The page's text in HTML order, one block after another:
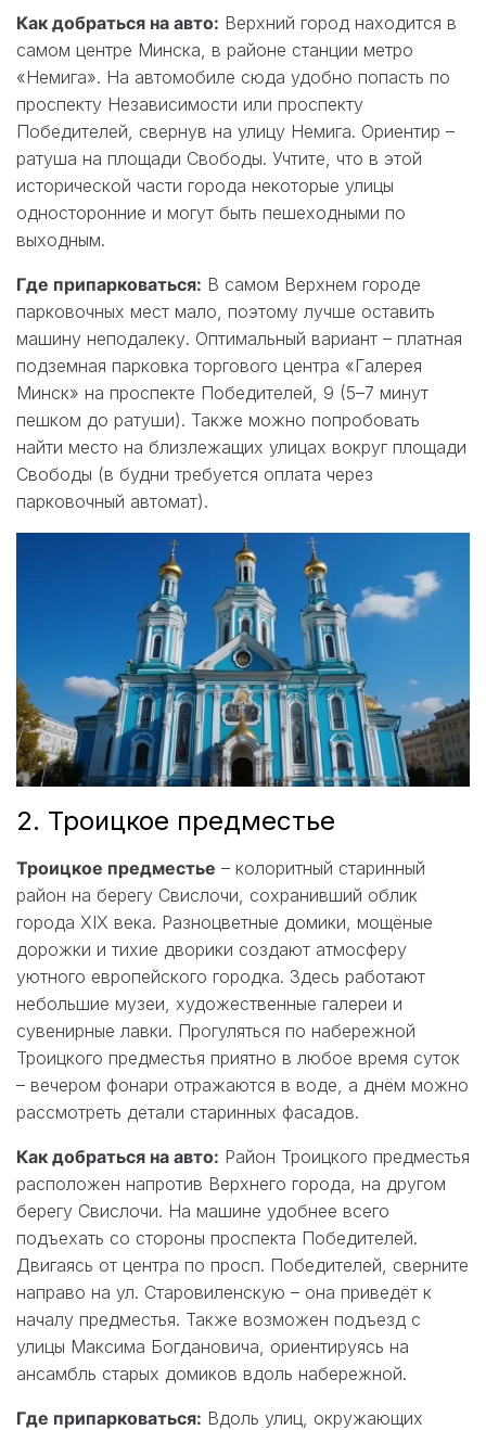
Как добраться на авто: Верхний город находится в
самом центре Минска, в районе станции метро
«Немига». На автомобиле сюда удобно попасть по
проспекту Независимости или проспекту
Победителей, свернув на улицу Немига. Ориентир –
ратуша на площади Свободы. Учтите, что в этой
исторической части города некоторые улицы
односторонние и могут быть пешеходными по
выходным.
Где припарковаться: В самом Верхнем городе
парковочных мест мало, поэтому лучше оставить
машину неподалеку. Оптимальный вариант – платная
подземная парковка торгового центра «Галерея
Минск» на проспекте Победителей, 9 (5–7 минут
пешком до ратуши). Также можно попробовать
найти место на близлежащих улицах вокруг площади
Свободы (в будни требуется оплата через
парковочный автомат).
2. Троицкое предместье
Троицкое предместье – колоритный старинный
район на берегу Свислочи, сохранивший облик
города XIX века. Разноцветные домики, мощёные
дорожки и тихие дворики создают атмосферу
уютного европейского городка. Здесь работают
небольшие музеи, художественные галереи и
сувенирные лавки. Прогуляться по набережной
Троицкого предместья приятно в любое время суток
– вечером фонари отражаются в воде, а днём можно
рассмотреть детали старинных фасадов.
Как добраться на авто: Район Троицкого предместья
расположен напротив Верхнего города, на другом
берегу Свислочи. На машине удобнее всего
подъехать со стороны проспекта Победителей.
Двигаясь от центра по просп. Победителей, сверните
направо на ул. Старовиленскую – она приведёт к
началу предместья. Также возможен подъезд с
улицы Максима Богдановича, ориентируясь на
ансамбль старых домиков вдоль набережной.
Где припарковаться: Вдоль улиц, окружающих